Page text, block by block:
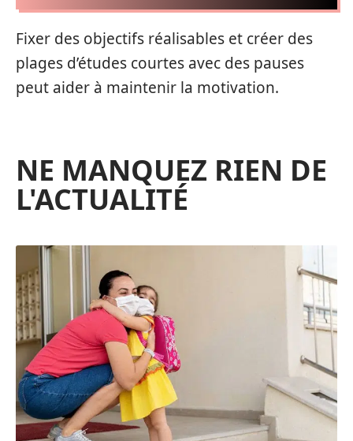
Fixer des objectifs réalisables et créer des
plages d’études courtes avec des pauses
peut aider à maintenir la motivation.
NE MANQUEZ RIEN DE
L'ACTUALITÉ